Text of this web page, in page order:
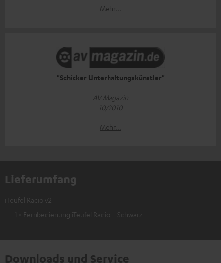
Mehr...
"Schicker Unterhaltungskünstler"
AV Magazin
10/2010
Mehr...
Lieferumfang
iTeufel Radio v2
1 × Fernbedienung iTeufel Radio – Schwarz
Downloads und Service